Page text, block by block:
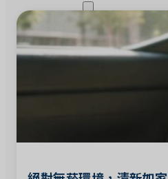
山
機
松
機